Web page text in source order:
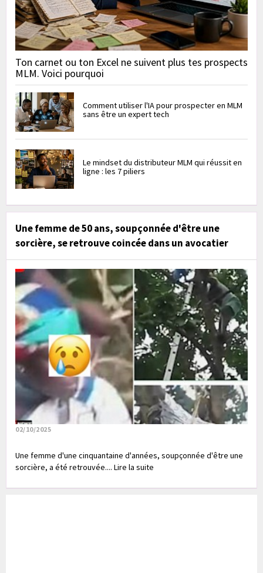
Ton carnet ou ton Excel ne suivent plus tes prospects
MLM. Voici pourquoi
Comment utiliser l'IA pour prospecter en MLM
sans être un expert tech
Le mindset du distributeur MLM qui réussit en
ligne : les 7 piliers
Une femme de 50 ans, soupçonnée d'être une
sorcière, se retrouve coincée dans un avocatier
02/10/2025
Une femme d'une cinquantaine d'années, soupçonnée d'être une
sorcière, a été retrouvée.... Lire la suite